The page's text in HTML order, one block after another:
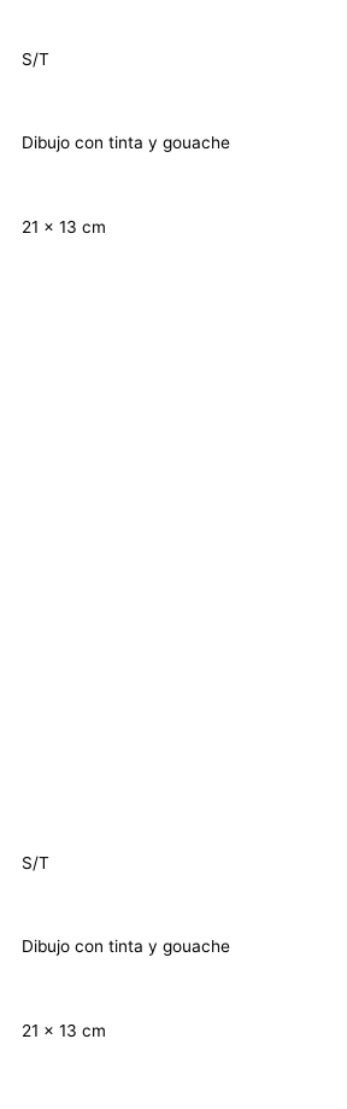
S/T
Dibujo con tinta y gouache
21 x 13 cm
S/T
Dibujo con tinta y gouache
21 x 13 cm